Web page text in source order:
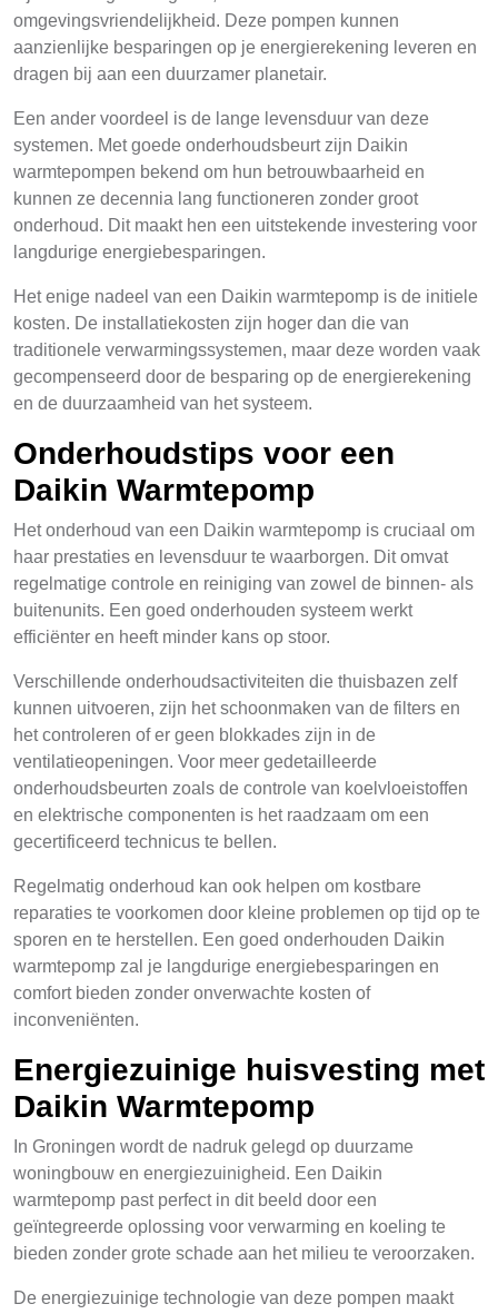
omgevingsvriendelijkheid. Deze pompen kunnen
aanzienlijke besparingen op je energierekening leveren en
dragen bij aan een duurzamer planetair.
Een ander voordeel is de lange levensduur van deze
systemen. Met goede onderhoudsbeurt zijn Daikin
warmtepompen bekend om hun betrouwbaarheid en
kunnen ze decennia lang functioneren zonder groot
onderhoud. Dit maakt hen een uitstekende investering voor
langdurige energiebesparingen.
Het enige nadeel van een Daikin warmtepomp is de initiele
kosten. De installatiekosten zijn hoger dan die van
traditionele verwarmingssystemen, maar deze worden vaak
gecompenseerd door de besparing op de energierekening
en de duurzaamheid van het systeem.
Onderhoudstips voor een
Daikin Warmtepomp
Het onderhoud van een Daikin warmtepomp is cruciaal om
haar prestaties en levensduur te waarborgen. Dit omvat
regelmatige controle en reiniging van zowel de binnen- als
buitenunits. Een goed onderhouden systeem werkt
efficiënter en heeft minder kans op stoor.
Verschillende onderhoudsactiviteiten die thuisbazen zelf
kunnen uitvoeren, zijn het schoonmaken van de filters en
het controleren of er geen blokkades zijn in de
ventilatieopeningen. Voor meer gedetailleerde
onderhoudsbeurten zoals de controle van koelvloeistoffen
en elektrische componenten is het raadzaam om een
gecertificeerd technicus te bellen.
Regelmatig onderhoud kan ook helpen om kostbare
reparaties te voorkomen door kleine problemen op tijd op te
sporen en te herstellen. Een goed onderhouden Daikin
warmtepomp zal je langdurige energiebesparingen en
comfort bieden zonder onverwachte kosten of
inconveniënten.
Energiezuinige huisvesting met
Daikin Warmtepomp
In Groningen wordt de nadruk gelegd op duurzame
woningbouw en energiezuinigheid. Een Daikin
warmtepomp past perfect in dit beeld door een
geïntegreerde oplossing voor verwarming en koeling te
bieden zonder grote schade aan het milieu te veroorzaken.
De energiezuinige technologie van deze pompen maakt